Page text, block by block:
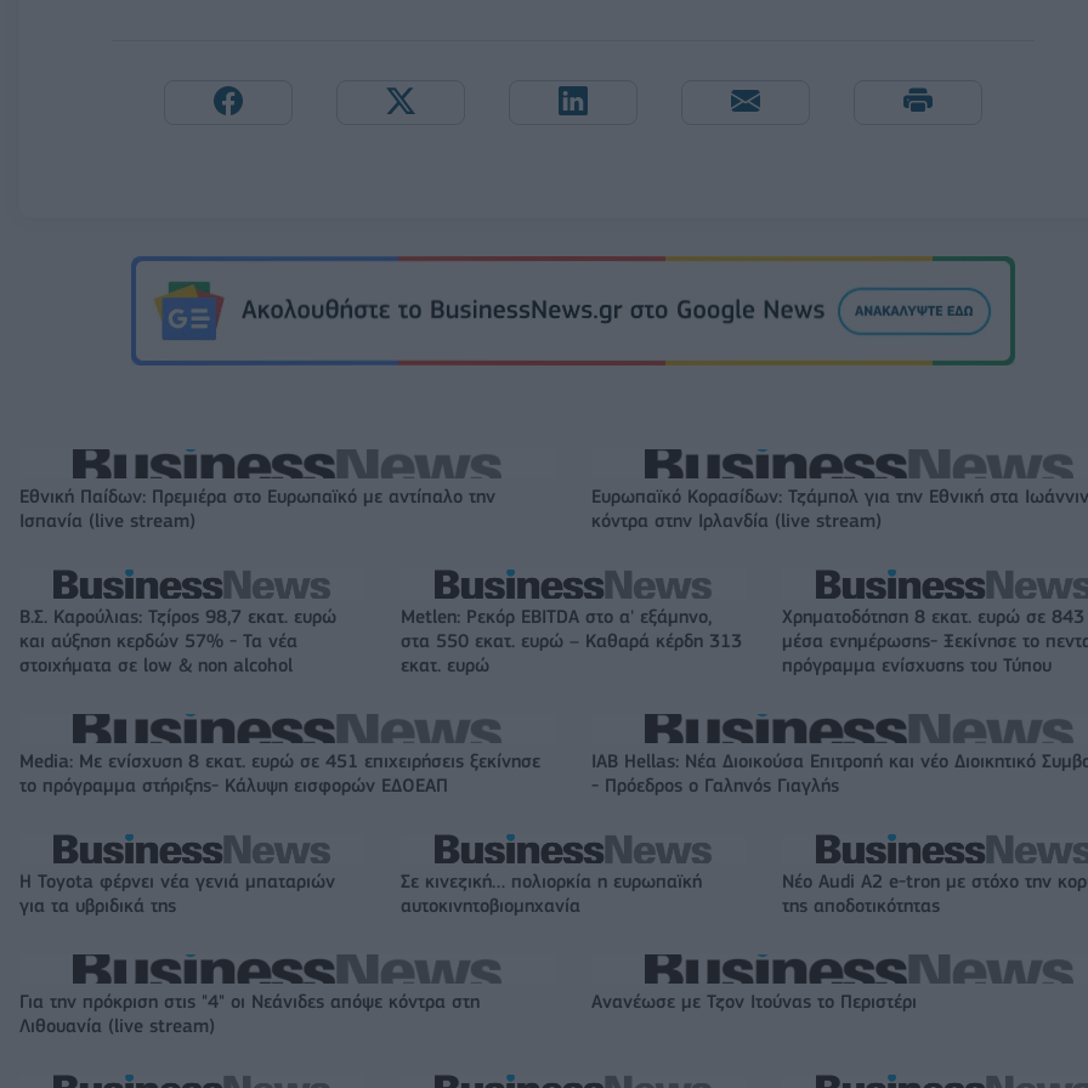
Εθνική Παίδων: Πρεμιέρα στο Ευρωπαϊκό με αντίπαλο την
Ισπανία (live stream)
Ευρωπαϊκό Κορασίδων: Τζάμπολ για την Εθνική στα
κόντρα στην Ιρλανδία (live stream)
Β.Σ. Καρούλιας: Τζίρος 98,7 εκατ. ευρώ
και αύξηση κερδών 57% - Τα νέα
στοιχήματα σε low & non alcohol
Metlen: Ρεκόρ EBITDA στο α' εξάμηνο,
στα 550 εκατ. ευρώ – Καθαρά κέρδη 313
εκατ. ευρώ
Χρηματοδότηση 8 εκατ. ευρώ σε 843
μέσα ενημέρωσης- Ξεκίνησε το
πρόγραμμα ενίσχυσης του Τύπου
Media: Με ενίσχυση 8 εκατ. ευρώ σε 451 επιχειρήσεις ξεκίνησε
το πρόγραμμα στήριξης- Κάλυψη εισφορών ΕΔΟΕΑΠ
IAB Hellas: Νέα Διοικούσα Επιτροπή και νέο Διοικητικό
- Πρόεδρος ο Γαληνός Γιαγλής
Η Toyota φέρνει νέα γενιά μπαταριών
για τα υβριδικά της
Σε κινεζική… πολιορκία η ευρωπαϊκή
αυτοκινητοβιομηχανία
Νέο Audi A2 e-tron με στόχο την
της αποδοτικότητας
Για την πρόκριση στις "4" οι Νεάνιδες απόψε κόντρα στη
Λιθουανία (live stream)
Ανανέωσε με Τζον Ιτούνας το Περιστέρι